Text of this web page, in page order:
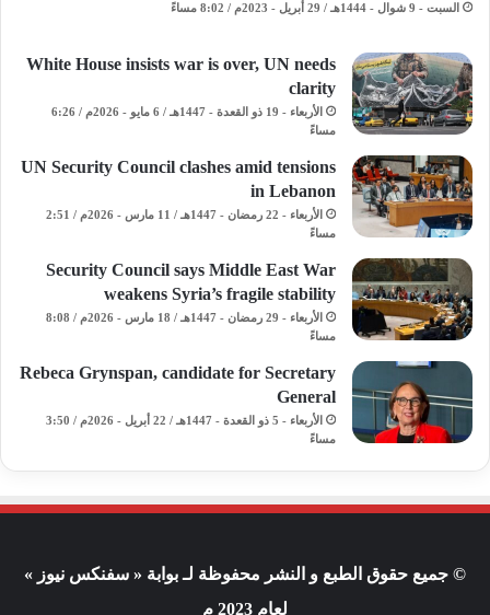
السبت - 9 شوال - 1444هـ / 29 أبريل - 2023م / 8:02 مساءً
White House insists war is over, UN needs
clarity
الأربعاء - 19 ذو القعدة - 1447هـ / 6 مايو - 2026م / 6:26
مساءً
UN Security Council clashes amid tensions
in Lebanon
الأربعاء - 22 رمضان - 1447هـ / 11 مارس - 2026م / 2:51
مساءً
Security Council says Middle East War
weakens Syria’s fragile stability
الأربعاء - 29 رمضان - 1447هـ / 18 مارس - 2026م / 8:08
مساءً
Rebeca Grynspan, candidate for Secretary
General
الأربعاء - 5 ذو القعدة - 1447هـ / 22 أبريل - 2026م / 3:50
مساءً
© جميع حقوق الطبع و النشر محفوظة لـ بوابة « سفنكس نيوز »
لعام 2023 م